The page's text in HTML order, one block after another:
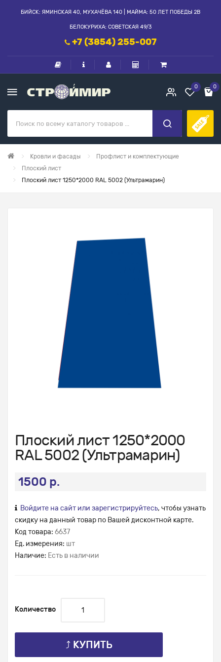
БИЙСК: ЯМИНСКАЯ 40, МУХАЧЁВА 140 | МАЙМА: 50 ЛЕТ ПОБЕДЫ 2В
БЕЛОКУРИХА: СОВЕТСКАЯ 49/3
+7 (3854) 255-007
0 0
Кровли и фасады
Профлист и комплектующие
Плоский лист
Плоский лист 1250*2000 RAL 5002 (Ультрамарин)
Плоский лист 1250*2000
RAL 5002 (Ультрамарин)
1500 р.
Войдите на сайт или зарегистрируйтесь, чтобы узнать
скидку на данный товар по Вашей дисконтной карте.
Код товара: 6637
Ед. измерения: шт
Наличие: Есть в наличии
Количество
⤴ КУПИТЬ